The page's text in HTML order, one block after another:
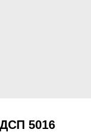
5016